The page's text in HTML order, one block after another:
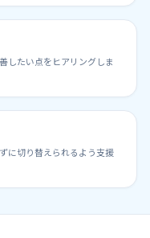
したい点をヒアリングしま
に切り替えられるよう支援